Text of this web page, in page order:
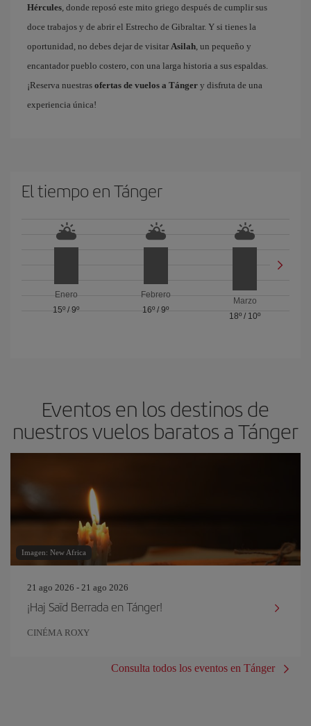
Hércules, donde reposó este mito griego después de cumplir sus
doce trabajos y de abrir el Estrecho de Gibraltar. Y si tienes la
oportunidad, no debes dejar de visitar Asilah, un pequeño y
encantador pueblo costero, con una larga historia a sus espaldas.
¡Reserva nuestras ofertas de vuelos a Tánger y disfruta de una
experiencia única!
El tiempo en Tánger
Enero
15º /9º
Febrero
16º / 9º
Marzo
18º / 10º
Eventos en los destinos de
nuestros vuelos baratos a Tánger
Imagen: New Africa
21 ago 2026 - 21 ago 2026
¡Haj Saïd Berrada en Tánger!
CINÉMA ROXY
Consulta todos los eventos en Tánger